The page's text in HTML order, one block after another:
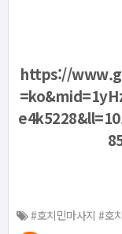
https://
#호치민마사지 #호